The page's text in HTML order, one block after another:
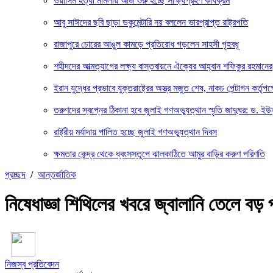
আবু সাঈদের ছবি ছাড়া ডকুমেন্টারি নয় বললেন ভারপ্রাপ্ত রাষ্ট্রপতি
রাজাপুরে চোরের আঙুল কামড়ে প্রতিরোধ গড়লেন সাহসী গৃহবধূ
শহীদদের আত্মত্যাগের লক্ষ্য বাস্তবায়নে ঐক্যের আহ্বান শফিকুর রহমানের
ইরান যুদ্ধের প্রভাবে যুক্তরাষ্ট্রের অস্ত্র মজুত শেষ, নাকচ পেন্টাগন
তরুণদের স্বপ্নের ঠিকানা হবে জুলাই গণঅভ্যুত্থান স্মৃতি জাদুঘর: ড.
রাষ্ট্রীয় মর্যাদায় পালিত হচ্ছে জুলাই গণঅভ্যুত্থান দিবস
ক্ষমতার কেন্দ্র থেকে ধ্বংসস্তূপে ঝালকাঠিতে আমুর বাড়ির করুণ পরিণতি
প্রচ্ছদ / আন্তর্জাতিক
নিষেধাজ্ঞা শিথিলের খবরে জ্বালানি তেলে
নিজস্ব প্রতিবেদন